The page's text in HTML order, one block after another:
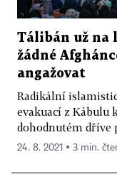
Tálibán už na
žádné
angažovat
Radikální
evakuací z Kábulu
dohodnutém dříve
24. 8. 2021 ▪ 3 min.